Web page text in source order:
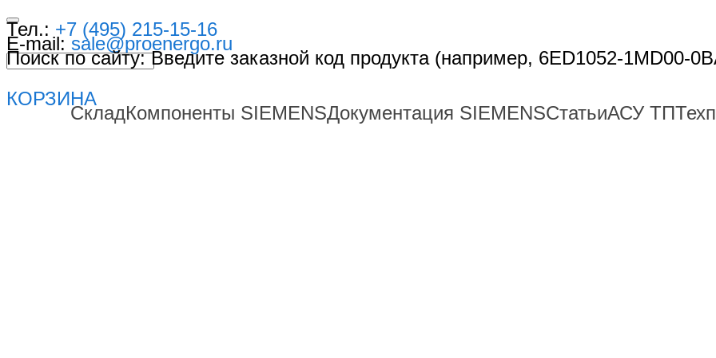
Тел.: +7 (495) 215-15-16
E-mail: sale@proenergo.ru
Поиск по сайту: Введите заказной код продукта (например, 6ED1052-1MD00-
КОРЗИНА
СкладКомпоненты SIEMENSДокументация SIEMENSСтатьиАСУ ТП